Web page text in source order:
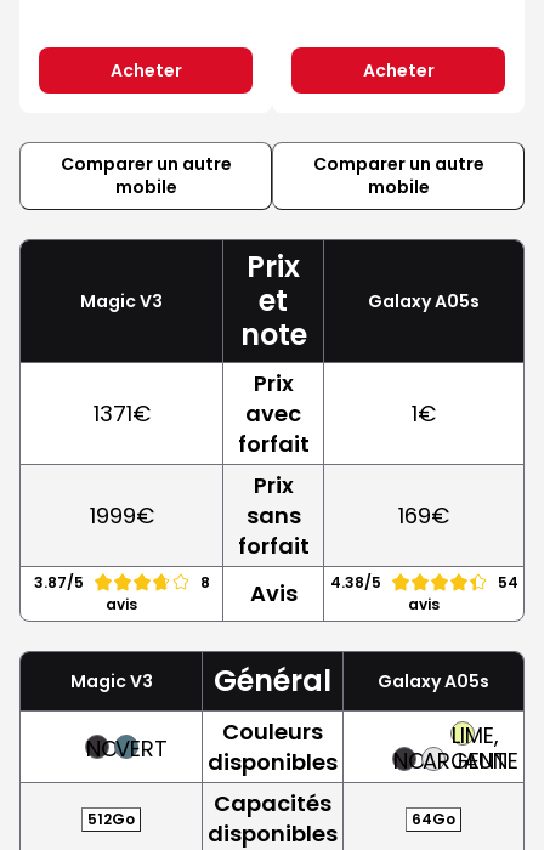
Acheter Acheter
Comparer un autre
mobile
Comparer un autre
mobile
Magic V3
Prix
et
note
Galaxy A05s
1371€
Prix
avec
forfait
1€
1999€
Prix
sans
forfait
169€
3.87/5
8
avis
Avis 4.38/5
54
avis
Magic V3 Général Galaxy A05s
NOIRVERT
Couleurs
disponibles
NOIRARGENT
LIME,
JAUNE
512Go
Capacités
disponibles
64Go